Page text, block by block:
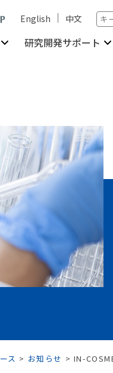
English 中文
研究開発サポート
ス > お知らせ > IN-